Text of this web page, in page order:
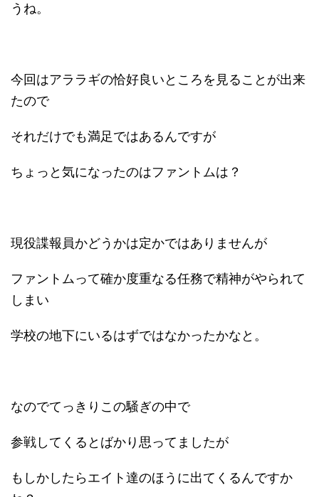
うね。
今回はアララギの恰好良いところを見ることが出来
たので
それだけでも満足ではあるんですが
ちょっと気になったのはファントムは？
現役諜報員かどうかは定かではありませんが
ファントムって確か度重なる任務で精神がやられて
しまい
学校の地下にいるはずではなかったかなと。
なのでてっきりこの騒ぎの中で
参戦してくるとばかり思ってましたが
もしかしたらエイト達のほうに出てくるんですか